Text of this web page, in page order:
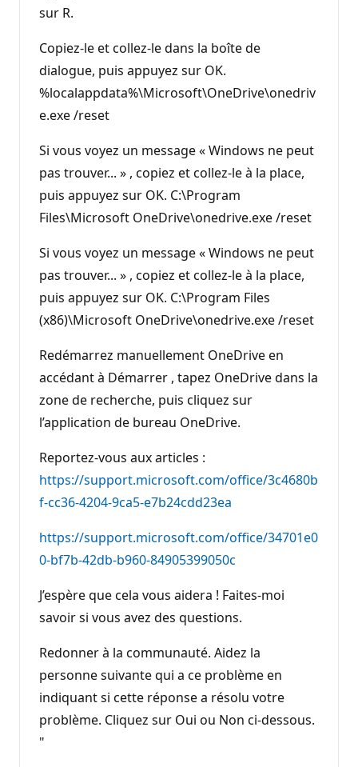
sur R.
Copiez-le et collez-le dans la boîte de
dialogue, puis appuyez sur OK.
%localappdata%\Microsoft\OneDrive\onedriv
e.exe /reset
Si vous voyez un message « Windows ne peut
pas trouver... » , copiez et collez-le à la place,
puis appuyez sur OK. C:\Program
Files\Microsoft OneDrive\onedrive.exe /reset
Si vous voyez un message « Windows ne peut
pas trouver... » , copiez et collez-le à la place,
puis appuyez sur OK. C:\Program Files
(x86)\Microsoft OneDrive\onedrive.exe /reset
Redémarrez manuellement OneDrive en
accédant à Démarrer , tapez OneDrive dans la
zone de recherche, puis cliquez sur
l’application de bureau OneDrive.
Reportez-vous aux articles :
https://support.microsoft.com/office/3c4680b
f-cc36-4204-9ca5-e7b24cdd23ea
https://support.microsoft.com/office/34701e0
0-bf7b-42db-b960-84905399050c
J’espère que cela vous aidera ! Faites-moi
savoir si vous avez des questions.
Redonner à la communauté. Aidez la
personne suivante qui a ce problème en
indiquant si cette réponse a résolu votre
problème. Cliquez sur Oui ou Non ci-dessous.
"